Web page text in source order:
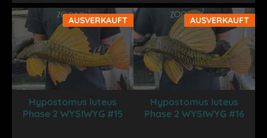
AUSVERKAUFT
Hypostomus luteus
Phase 2 WYSIWYG #15
AUSVERKAUFT
Hypostomus luteus
Phase 2 WYSIWYG #16